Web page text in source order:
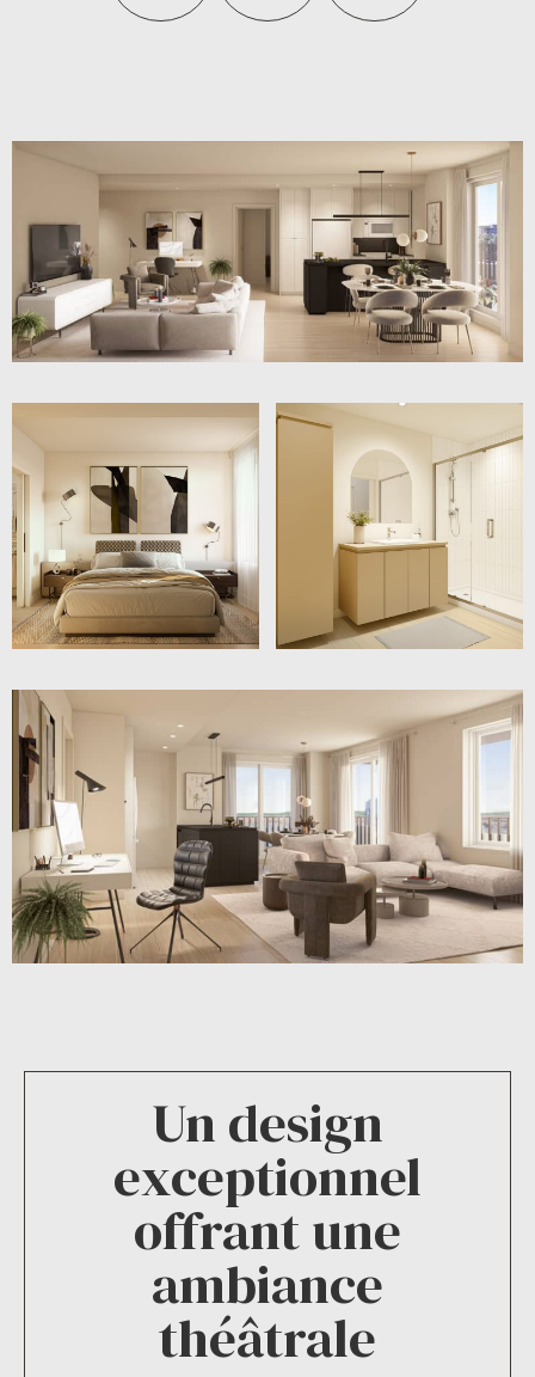
Un design
exceptionnel
offrant une
ambiance
théâtrale